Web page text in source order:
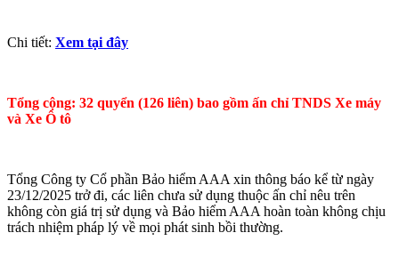
Chi tiết: Xem tại đây
Tổng cộng: 32 quyển (126 liên) bao gồm ấn chỉ TNDS Xe máy
và Xe Ô tô
Tổng Công ty Cổ phần Bảo hiểm AAA xin thông báo kể từ ngày
23/12/2025 trở đi, các liên chưa sử dụng thuộc ấn chỉ nêu trên
không còn giá trị sử dụng và Bảo hiểm AAA hoàn toàn không chịu
trách nhiệm pháp lý về mọi phát sinh bồi thường.